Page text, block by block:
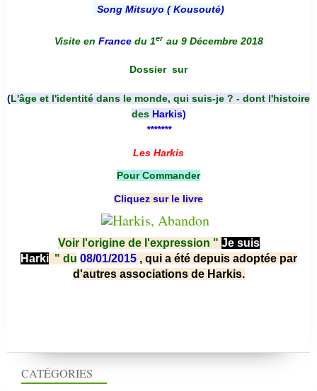
CATÉGORIES
Song Mitsuyo ( Kousouté)
Visite en France du 1er au 9 Décembre 2018
Dossier sur
(L'âge et l'identité dans le monde, qui suis-je ? - dont l'histoire
des Harkis)
*******
Les Harkis
Pour Commander
Cliquez sur le livre
Voir l'origine de l'expression " Je suis
Harki " du 08/01/2015 , qui a été depuis adoptée par
d'autres associations de Harkis.